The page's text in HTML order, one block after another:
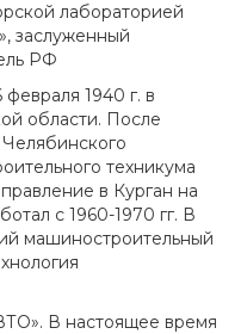
лабораторией
заслуженный
РФ
февраля 1940 г. в
области. После
техникума
в Курган на
с 1960-1970 гг. В
машиностроительный
В настоящее время